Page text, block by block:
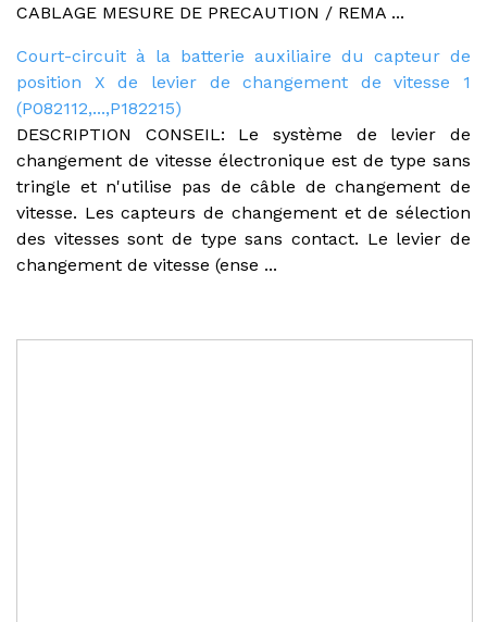
CABLAGE MESURE DE PRECAUTION / REMA ...
Court-circuit à la batterie auxiliaire du capteur de
position X de levier de changement de vitesse 1
(P082112,...,P182215)
DESCRIPTION CONSEIL: Le système de levier de
changement de vitesse électronique est de type sans
tringle et n'utilise pas de câble de changement de
vitesse. Les capteurs de changement et de sélection
des vitesses sont de type sans contact. Le levier de
changement de vitesse (ense ...